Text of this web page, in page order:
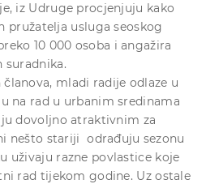
iz Udruge procjenjuju kako
usluga seoskog
10 000 osoba i angažira
suradnika.
mladi radije odlaze u
na rad u urbanim sredinama
dovoljno atraktivnim za
nešto stariji odrađuju sezonu
uživaju razne povlastice koje
rad tijekom godine. Uz ostale